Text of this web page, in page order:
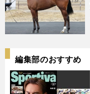
編集部のおすすめ